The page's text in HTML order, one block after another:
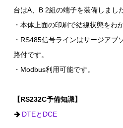
台はA、B 2組の端子を装備しまし
・本体上面の印刷で結線状態をわ
・RS485信号ラインはサージアブ
路付です。
・Modbus利用可能です。
【RS232C予備知識】
DTEとDCE